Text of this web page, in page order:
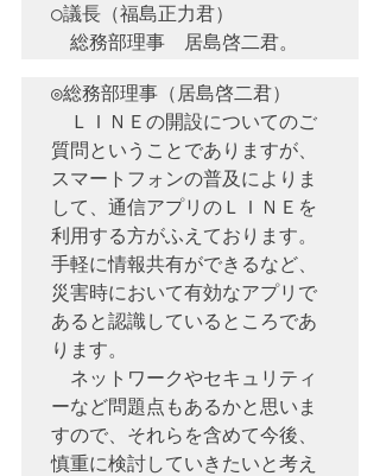
○議長（福島正力君）
◎総務部理事（居島啓二君）
ＬＩＮＥの開設についてのご
質問ということでありますが、
スマートフォンの普及によりま
して、通信アプリのＬＩＮＥを
利用する方がふえております。
手軽に情報共有ができるなど、
災害時において有効なアプリで
あると認識しているところであ
ります。
ネットワークやセキュリティ
ーなど問題点もあるかと思いま
すので、それらを含めて今後、
慎重に検討していきたいと考え